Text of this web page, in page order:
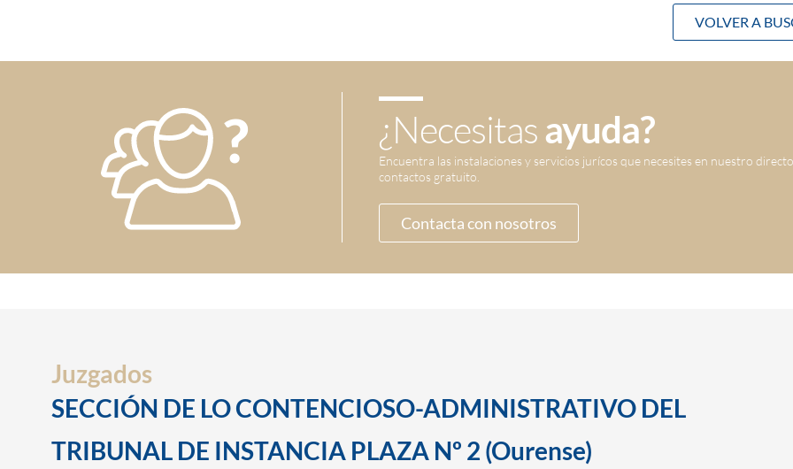
VOLVER A
¿Necesitasayuda?
Encuentra las instalaciones y servicios jurícos que necesites en nuestro
contactos gratuito.
Contacta con nosotros
Juzgados
SECCIÓN DE LO CONTENCIOSO-ADMINISTRATIVO DEL
TRIBUNAL DE INSTANCIA PLAZA Nº 2 (Ourense)